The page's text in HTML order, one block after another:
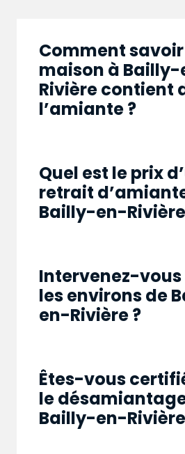
Comment
maison à
Rivière contient
l’amiante ?
Quel est le prix
retrait
Bailly-en-
Intervenez-
les environs de
en-Rivière ?
Êtes-vous
le
Bailly-en-